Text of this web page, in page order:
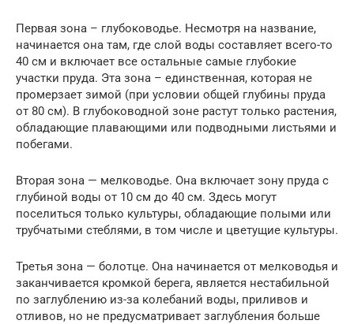
Первая зона – глубоководье. Несмотря на название,
начинается она там, где слой воды составляет всего-то
40 см и включает все остальные самые глубокие
участки пруда. Эта зона – единственная, которая не
промерзает зимой (при условии общей глубины пруда
от 80 см). В глубоководной зоне растут только растения,
обладающие плавающими или подводными листьями и
побегами.
Вторая зона — мелководье. Она включает зону пруда с
глубиной воды от 10 см до 40 см. Здесь могут
поселиться только культуры, обладающие полыми или
трубчатыми стеблями, в том числе и цветущие культуры.
Третья зона — болотце. Она начинается от мелководья и
заканчивается кромкой берега, является нестабильной
по заглублению из-за колебаний воды, приливов и
отливов, но не предусматривает заглубления больше